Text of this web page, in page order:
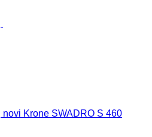
novi Krone SWADRO S 460